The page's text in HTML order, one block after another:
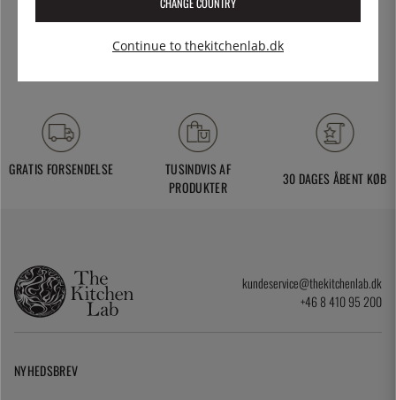
Klicka på önskad butik för att se adress, öppettider och övrig
information.
GRATIS FORSENDELSE
TUSINDVIS AF
PRODUKTER
30 DAGES ÅBENT KØB
kundeservice@thekitchenlab.dk
+46 8 410 95 200
NYHEDSBREV
Continue to thekitchenlab.dk